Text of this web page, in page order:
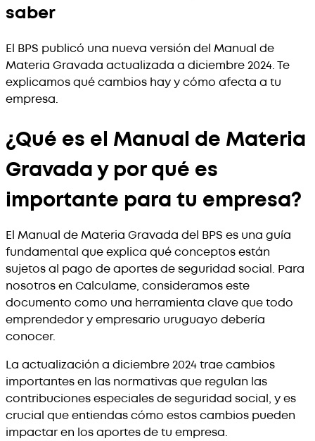
saber
El BPS publicó una nueva versión del Manual de
Materia Gravada actualizada a diciembre 2024. Te
explicamos qué cambios hay y cómo afecta a tu
empresa.
¿Qué es el Manual de Materia
Gravada y por qué es
importante para tu empresa?
El Manual de Materia Gravada del BPS es una guía
fundamental que explica qué conceptos están
sujetos al pago de aportes de seguridad social. Para
nosotros en Calculame, consideramos este
documento como una herramienta clave que todo
emprendedor y empresario uruguayo debería
conocer.
La actualización a diciembre 2024 trae cambios
importantes en las normativas que regulan las
contribuciones especiales de seguridad social, y es
crucial que entiendas cómo estos cambios pueden
impactar en los aportes de tu empresa.